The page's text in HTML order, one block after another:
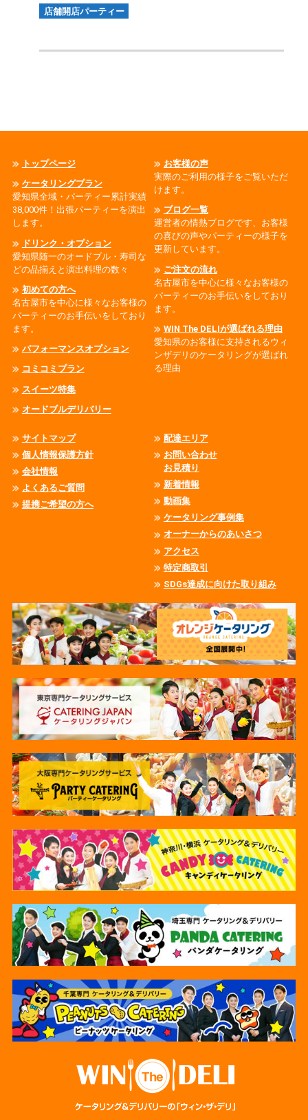
店舗開店パーティー
トップページ
ケータリングプラン
愛知県全域・パーティー累計実績
38,000件！出張パーティーを演出
します。
ドリンク・オプション
愛知県随一のオードブル・寿司な
どの品揃えと演出料理の数々
初めての方へ
名古屋市を中心に様々なお客様の
パーティーのお手伝いをしており
ます。
パフォーマンスオプション
コミコミプラン
スイーツ特集
オードブルデリバリー
お客様の声
実際のご利用の様子をご覧いただ
けます。
ブログ一覧
運営者の情熱ブログです、お客様
の喜びの声やパーティーの様子を
更新しています。
ご注文の流れ
名古屋市を中心に様々なお客様の
パーティーのお手伝いをしており
ます。
WIN The DELIが選ばれる理由
愛知県のお客様に支持されるウィ
ンザデリのケータリングが選ばれ
る理由
サイトマップ
個人情報保護方針
会社情報
よくあるご質問
提携ご希望の方へ
配達エリア
お問い合わせ
お見積り
新着情報
動画集
ケータリング事例集
オーナーからのあいさつ
アクセス
特定商取引
SDGs達成に向けた取り組み